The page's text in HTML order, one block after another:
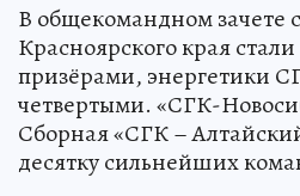
В общекомандном зачете
Красноярского края
призёрами, энергетики
четвертыми. «СГК-
Сборная «СГК –
десятку сильнейших